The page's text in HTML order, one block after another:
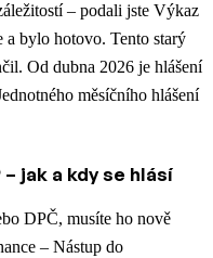
– podali jste Výkaz
a bylo hotovo. Tento starý
Od dubna 2026 je hlášení
měsíčního hlášení
jak a kdy se hlásí
DPČ, musíte ho nově
– Nástup do